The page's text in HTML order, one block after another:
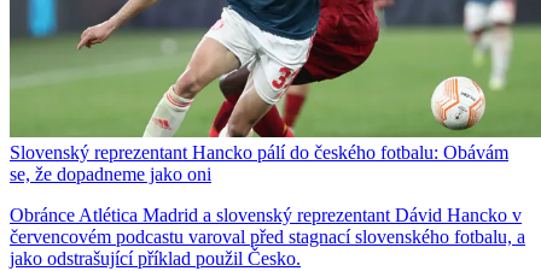
Slovenský reprezentant Hancko pálí do českého fotbalu: Obávám
se, že dopadneme jako oni
Obránce Atlética Madrid a slovenský reprezentant Dávid Hancko v
červencovém podcastu varoval před stagnací slovenského fotbalu, a
jako odstrašující příklad použil Česko.